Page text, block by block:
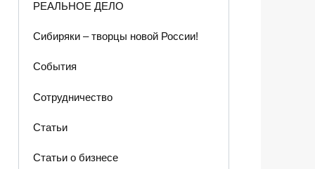
РЕАЛЬНОЕ ДЕЛО
Сибиряки – творцы новой России!
События
Сотрудничество
Статьи
Статьи о бизнесе